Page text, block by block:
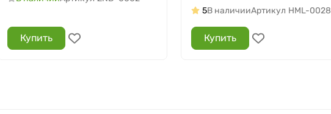
Купить
5В наличииАртикул HML-0028
Купить